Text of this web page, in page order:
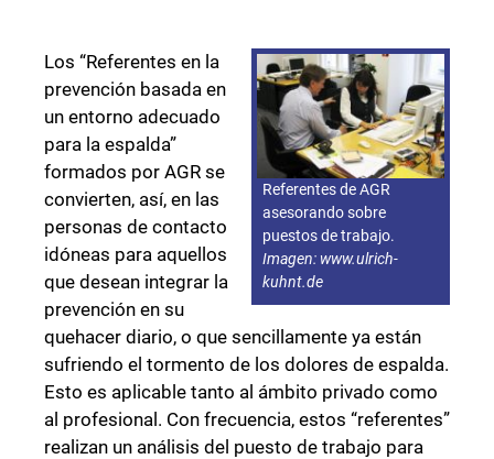
Referentes de AGR
asesorando sobre
puestos de trabajo.
Imagen: www.ulrich-
kuhnt.de
Los “Referentes en la
prevención basada en
un entorno adecuado
para la espalda”
formados por AGR se
convierten, así, en las
personas de contacto
idóneas para aquellos
que desean integrar la
prevención en su
quehacer diario, o que sencillamente ya están
sufriendo el tormento de los dolores de espalda.
Esto es aplicable tanto al ámbito privado como
al profesional. Con frecuencia, estos “referentes”
realizan un análisis del puesto de trabajo para